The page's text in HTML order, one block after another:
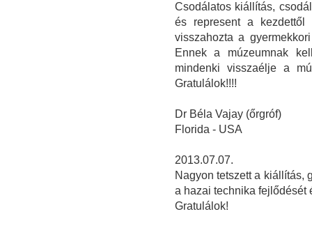
Csodálatos kiállítás,
és represent a
visszahozta a
Ennek a múzeumnak
mindenki visszaélje a
Gratulálok!!!!
Dr Béla Vajay (őrgróf)
Florida - USA
2013.07.07.
Nagyon tetszett a kiállítás,
a hazai technika fejlődését
Gratulálok!